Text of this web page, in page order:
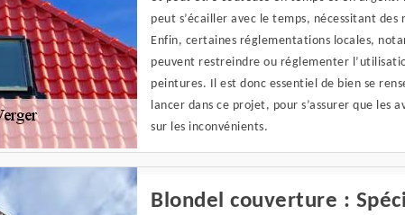
peut s’écailler avec le temps, nécessitant des
Enfin, certaines réglementations locales,
peuvent restreindre ou réglementer
peintures. Il est donc essentiel de bien se
lancer dans ce projet, pour s’assurer que les
sur les inconvénients.
Blondel couverture :